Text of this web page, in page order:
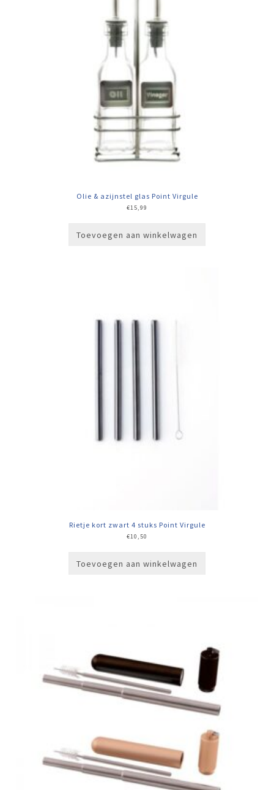
Olie & azijnstel glas Point Virgule
€15,99
Toevoegen aan winkelwagen
Rietje kort zwart 4 stuks Point Virgule
€10,50
Toevoegen aan winkelwagen